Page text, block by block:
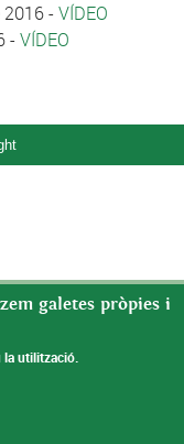
2016 -VÍDEO
-VÍDEO
galetes pròpies i
utilització.